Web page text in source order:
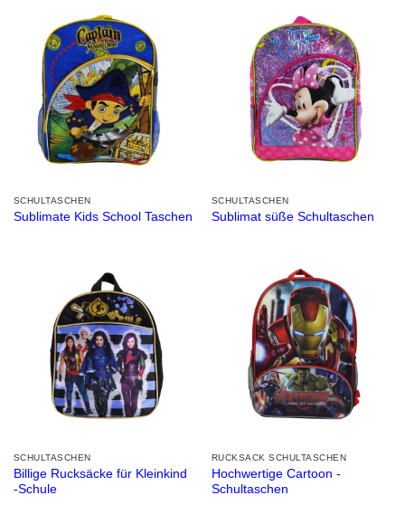
SCHULTASCHEN
Sublimate Kids School Taschen
SCHULTASCHEN
Sublimat süße Schultaschen
SCHULTASCHEN
Billige Rucksäcke für Kleinkind
-Schule
RUCKSACK SCHULTASCHEN
Hochwertige Cartoon -
Schultaschen